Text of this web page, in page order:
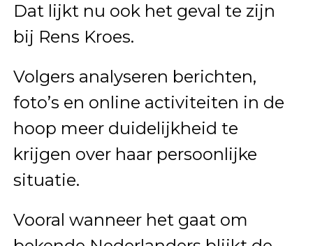
Dat lijkt nu ook het geval te zijn
bij Rens Kroes.
Volgers analyseren berichten,
foto’s en online activiteiten in de
hoop meer duidelijkheid te
krijgen over haar persoonlijke
situatie.
Vooral wanneer het gaat om